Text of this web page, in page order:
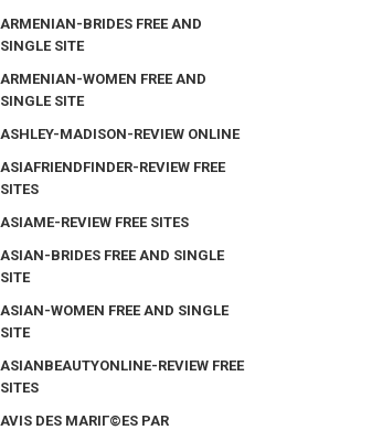
ARMENIAN-BRIDES FREE AND
SINGLE SITE
ARMENIAN-WOMEN FREE AND
SINGLE SITE
ASHLEY-MADISON-REVIEW ONLINE
ASIAFRIENDFINDER-REVIEW FREE
SITES
ASIAME-REVIEW FREE SITES
ASIAN-BRIDES FREE AND SINGLE
SITE
ASIAN-WOMEN FREE AND SINGLE
SITE
ASIANBEAUTYONLINE-REVIEW FREE
SITES
AVIS DES MARIГ©ES PAR